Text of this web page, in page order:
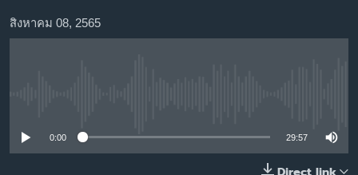
ค้นหา
ตรวจสอบข่าว
ติดตามเรา
สิงหาคม 08, 2565
0:00 29:57